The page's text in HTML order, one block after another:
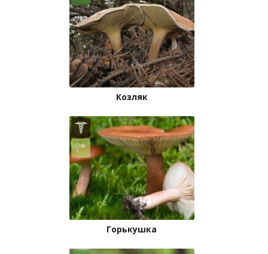
Козляк
Горькушка